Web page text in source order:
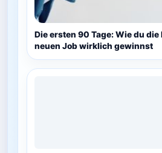
Die ersten 90 Tage: Wie du die
neuen Job wirklich gewinnst